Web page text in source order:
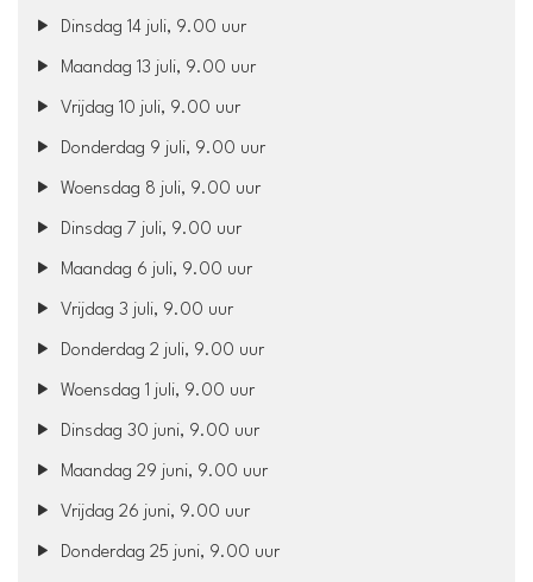
Dinsdag 14 juli, 9.00 uur
Maandag 13 juli, 9.00 uur
Vrijdag 10 juli, 9.00 uur
Donderdag 9 juli, 9.00 uur
Woensdag 8 juli, 9.00 uur
Dinsdag 7 juli, 9.00 uur
Maandag 6 juli, 9.00 uur
Vrijdag 3 juli, 9.00 uur
Donderdag 2 juli, 9.00 uur
Woensdag 1 juli, 9.00 uur
Dinsdag 30 juni, 9.00 uur
Maandag 29 juni, 9.00 uur
Vrijdag 26 juni, 9.00 uur
Donderdag 25 juni, 9.00 uur